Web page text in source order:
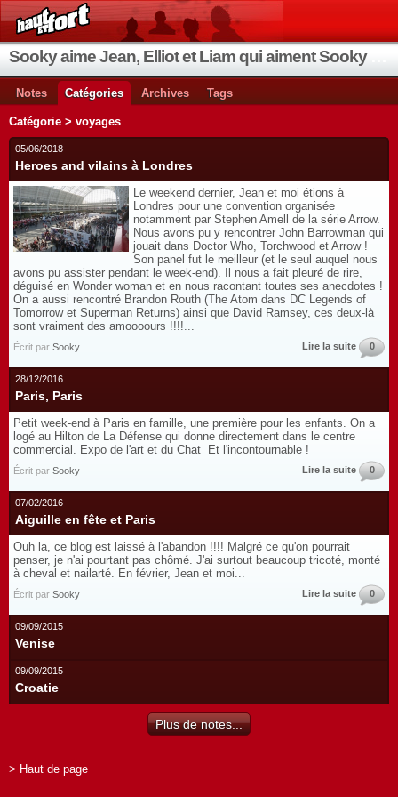
Notes Catégories Archives Tags
Catégorie > voyages
05/06/2018
Heroes and vilains à Londres
Le weekend dernier, Jean et moi étions à
Londres pour une convention organisée
notamment par Stephen Amell de la série Arrow.
Nous avons pu y rencontrer John Barrowman qui
jouait dans Doctor Who, Torchwood et Arrow !
Son panel fut le meilleur (et le seul auquel nous
avons pu assister pendant le week-end). Il nous a fait pleuré de rire,
déguisé en Wonder woman et en nous racontant toutes ses anecdotes !
On a aussi rencontré Brandon Routh (The Atom dans DC Legends of
Tomorrow et Superman Returns) ainsi que David Ramsey, ces deux-là
sont vraiment des amoooours !!!!...
Écrit par Sooky Lire la suite 0
28/12/2016
Paris, Paris
Petit week-end à Paris en famille, une première pour les enfants. On a
logé au Hilton de La Défense qui donne directement dans le centre
commercial. Expo de l'art et du Chat Et l'incontournable !
Écrit par Sooky Lire la suite 0
07/02/2016
Aiguille en fête et Paris
Ouh la, ce blog est laissé à l'abandon !!!! Malgré ce qu'on pourrait
penser, je n'ai pourtant pas chômé. J'ai surtout beaucoup tricoté, monté
à cheval et nailarté. En février, Jean et moi...
Écrit par Sooky Lire la suite 0
09/09/2015
Venise
09/09/2015
Croatie
Plus de notes...
> Haut de page